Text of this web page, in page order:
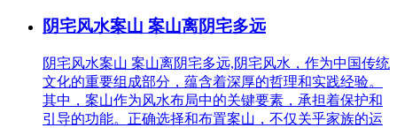
阴宅风水案山 案山离阴宅多远
阴宅风水案山 案山离阴宅多远,阴宅风水，作为中国传统
文化的重要组成部分，蕴含着深厚的哲理和实践经验。
其中，案山作为风水布局中的关键要素，承担着保护和
引导的功能。正确选择和布置案山，不仅关乎家族的运